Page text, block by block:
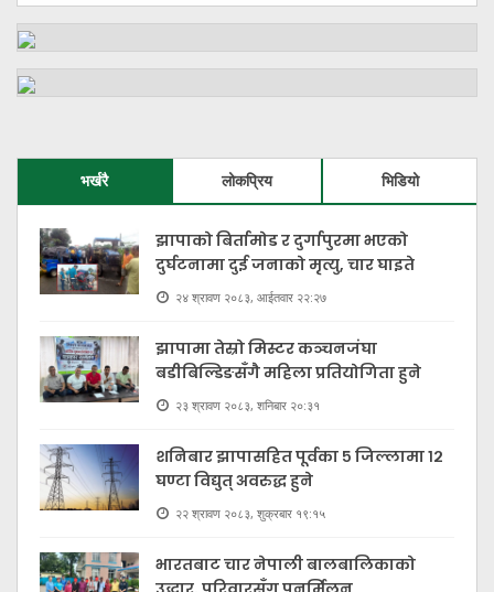
भर्खरै लोकप्रिय भिडियो
झापाको बिर्तामोड र दुर्गापुरमा भएको
दुर्घटनामा दुई जनाको मृत्यु, चार घाइते
२४ श्रावण २०८३, आईतवार २२:२७
झापामा तेस्रो मिस्टर कञ्चनजंघा
बडीबिल्डिङसँगै महिला प्रतियोगिता हुने
२३ श्रावण २०८३, शनिबार २०:३१
शनिबार झापासहित पूर्वका ५ जिल्लामा १२
घण्टा विद्युत् अवरुद्ध हुने
२२ श्रावण २०८३, शुक्रबार १९:१५
भारतबाट चार नेपाली बालबालिकाको